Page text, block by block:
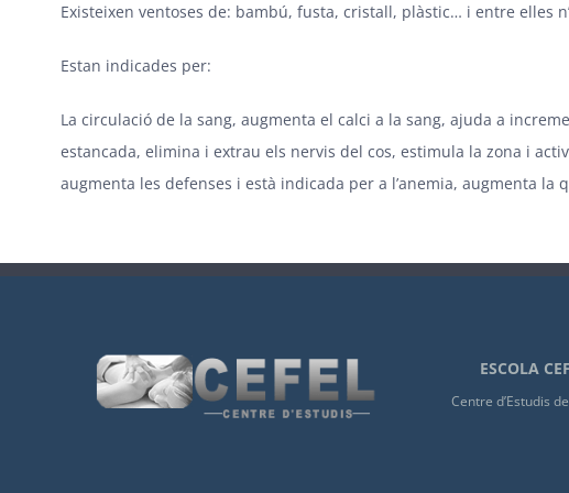
Existeixen ventoses de: bambú, fusta, cristall, plàstic… i entre elles
Estan indicades per:
La circulació de la sang, augmenta el calci a la sang, ajuda a
estancada, elimina i extrau els nervis del cos, estimula la zona i
augmenta les defenses i està indicada per a l’anemia, augmenta la
ESCOLA
Centre d’Estudis